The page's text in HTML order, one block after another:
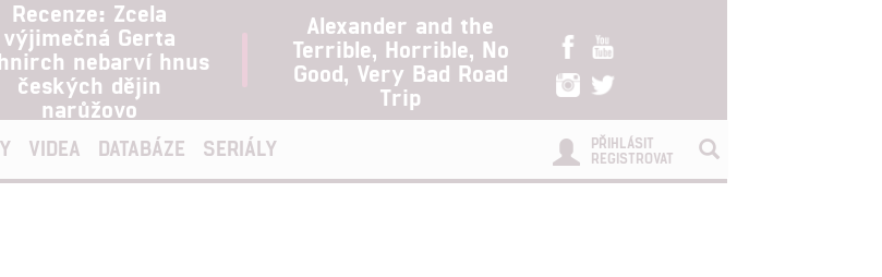
Recenze: Zcela
výjimečná Gerta
nebarví hnus
českých dějin
narůžovo
Alexander and the
Terrible, Horrible, No
Good, Very Bad Road
Trip
VIDEA DATABÁZE SERIÁLY
PŘIHLÁSIT
REGISTROVAT